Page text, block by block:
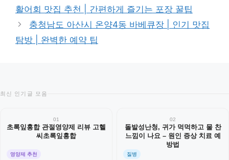
리
활어회 맛집 추천 | 간편하게 즐기는 포장 꿀팁
충청남도 아산시 온양4동 바베큐장 | 인기 맛집
탐방 | 완벽한 예약 팁
최신 인기글 모음
01
초록잎홍합 관절영양제 리뷰 고헬
씨초록잎홍합
영양제 추천
02
돌발성난청, 귀가 먹먹하고 물 찬
느낌이 나요 – 원인 증상 치료 예
방법
질병